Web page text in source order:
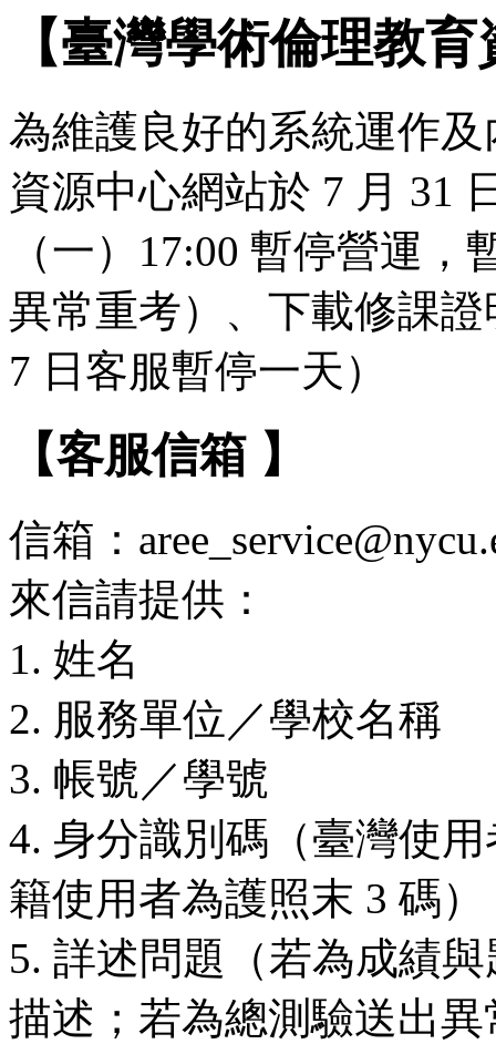
【臺灣學術倫理教
為維護良好的系統運作
資源中心網站於 7 月 31
（一）17:00 暫停營運
異常重考）、下載修課
7 日客服暫停一天）
【客服信箱 】
信箱：
來信請提供：
1. 姓名
2. 服務單位／學校名稱
3. 帳號／學號
4. 身分識別碼（臺灣使
籍使用者為護照末 3 碼）
5. 詳述問題（若為成績
描述；若為總測驗送出